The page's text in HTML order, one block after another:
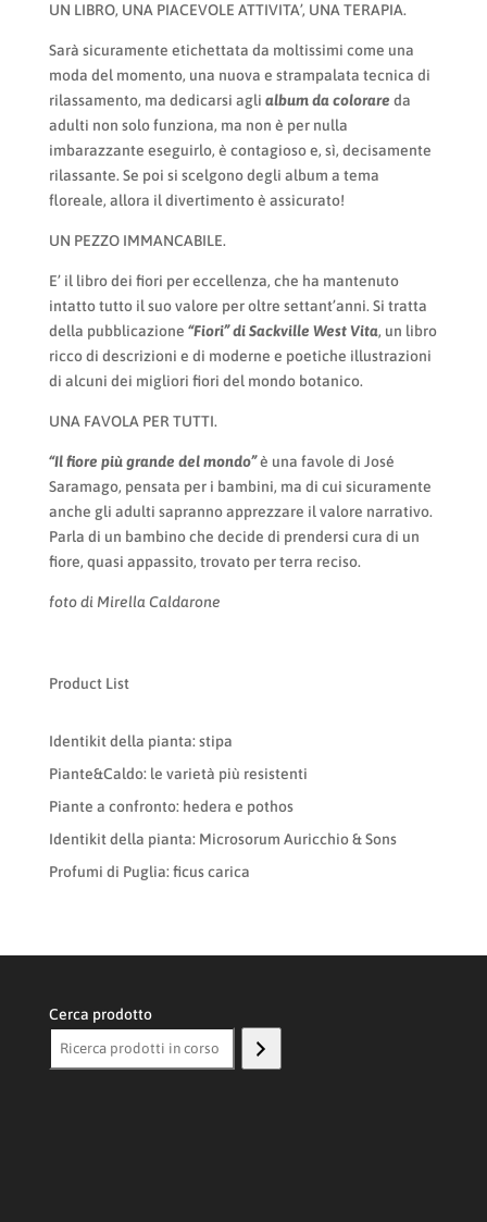
UN LIBRO, UNA PIACEVOLE ATTIVITA’, UNA TERAPIA.
Sarà sicuramente etichettata da moltissimi come una
moda del momento, una nuova e strampalata tecnica di
rilassamento, ma dedicarsi agli album da colorare da
adulti non solo funziona, ma non è per nulla
imbarazzante eseguirlo, è contagioso e, sì, decisamente
rilassante. Se poi si scelgono degli album a tema
floreale, allora il divertimento è assicurato!
UN PEZZO IMMANCABILE.
E’ il libro dei fiori per eccellenza, che ha mantenuto
intatto tutto il suo valore per oltre settant’anni. Si tratta
della pubblicazione “Fiori” di Sackville West Vita, un libro
ricco di descrizioni e di moderne e poetiche illustrazioni
di alcuni dei migliori fiori del mondo botanico.
UNA FAVOLA PER TUTTI.
“Il fiore più grande del mondo”è una favole di José
Saramago, pensata per i bambini, ma di cui sicuramente
anche gli adulti sapranno apprezzare il valore narrativo.
Parla di un bambino che decide di prendersi cura di un
fiore, quasi appassito, trovato per terra reciso.
foto di Mirella Caldarone
Product List
Identikit della pianta: stipa
Piante&Caldo: le varietà più resistenti
Piante a confronto: hedera e pothos
Identikit della pianta: Microsorum Auricchio & Sons
Profumi di Puglia: ficus carica
Cerca prodotto